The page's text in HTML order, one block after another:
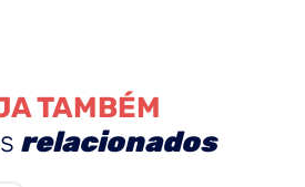
TAMBÉM
relacionados